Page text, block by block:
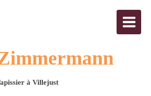
à Villejust